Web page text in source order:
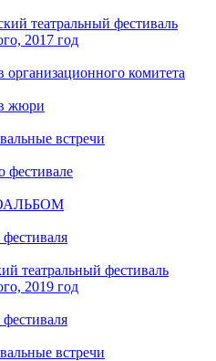
театральный фестиваль
2017 год
организационного комитета
жюри
встречи
театральный фестиваль
2019 год
встречи